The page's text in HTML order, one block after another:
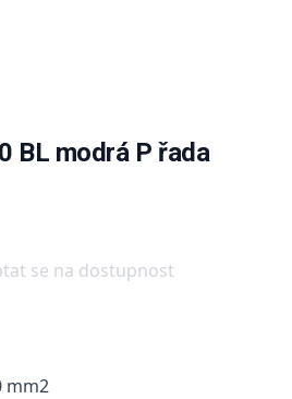
BL modrá P řada
se na dostupnost
mm2